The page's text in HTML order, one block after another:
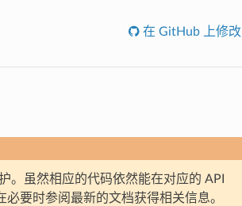
在 GitHub 上修改
。虽然相应的代码依然能在对应的 API
要时参阅最新的文档获得相关信息。